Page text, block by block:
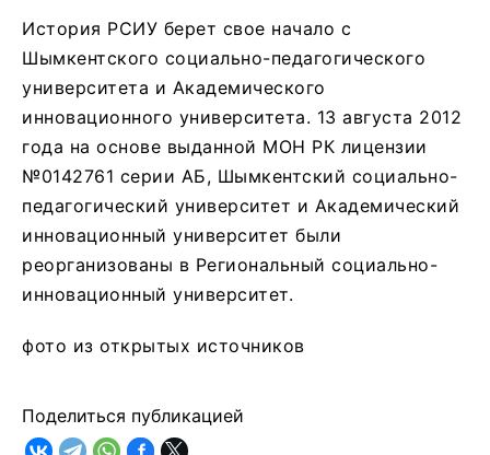
История РСИУ берет свое начало с
Шымкентского социально-педагогического
университета и Академического
инновационного университета. 13 августа 2012
года на основе выданной МОН РК лицензии
№0142761 серии АБ, Шымкентский социально-
педагогический университет и Академический
инновационный университет были
реорганизованы в Региональный социально-
инновационный университет.
фото из открытых источников
Поделиться публикацией